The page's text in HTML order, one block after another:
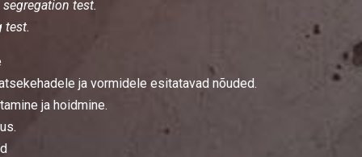
test.
test.
ja vormidele esitatavad nõuded.
ja hoidmine.